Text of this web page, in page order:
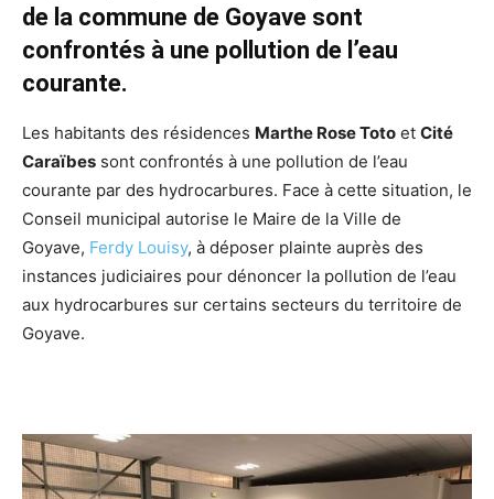
de la commune de Goyave sont
confrontés à une pollution de l’eau
courante.
Les habitants des résidences Marthe Rose Toto et Cité
Caraïbes sont confrontés à une pollution de l’eau
courante par des hydrocarbures. Face à cette situation, le
Conseil municipal autorise le Maire de la Ville de
Goyave, Ferdy Louisy, à déposer plainte auprès des
instances judiciaires pour dénoncer la pollution de l’eau
aux hydrocarbures sur certains secteurs du territoire de
Goyave.